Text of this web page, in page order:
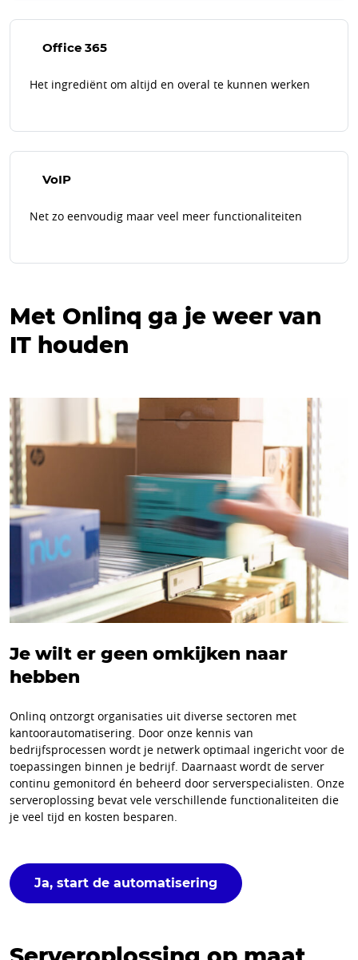
Office 365
Het ingrediënt om altijd en overal te kunnen werken
VoIP
Net zo eenvoudig maar veel meer functionaliteiten
Met Onlinq ga je weer van
IT houden
Je wilt er geen omkijken naar
hebben
Onlinq ontzorgt organisaties uit diverse sectoren met
kantoorautomatisering. Door onze kennis van
bedrijfsprocessen wordt je netwerk optimaal ingericht voor de
toepassingen binnen je bedrijf. Daarnaast wordt de server
continu gemonitord én beheerd door serverspecialisten. Onze
serveroplossing bevat vele verschillende functionaliteiten die
je veel tijd en kosten besparen.
Ja, start de automatisering